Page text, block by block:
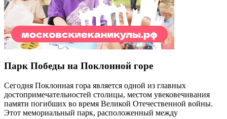
Парк Победы на Поклонной горе
Сегодня Поклонная гора является одной из главных
достопримечательностей столицы, местом увековечивания
памяти погибших во время Великой Отечественной войны.
Этот мемориальный парк, расположенный между